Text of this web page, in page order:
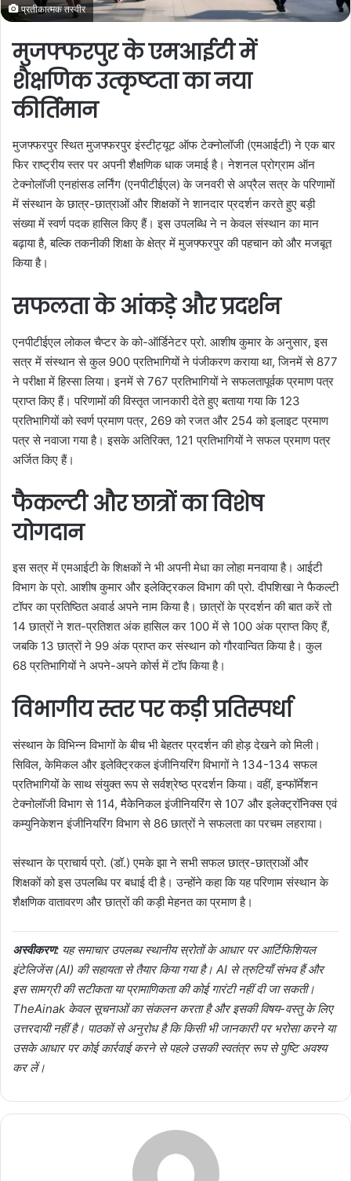
प्रतीकात्मक तस्वीर
मुजफ्फरपुर के एमआईटी में
शैक्षणिक उत्कृष्टता का नया
कीर्तिमान
मुजफ्फरपुर स्थित मुजफ्फरपुर इंस्टीट्यूट ऑफ टेक्नोलॉजी (एमआईटी) ने एक बार
फिर राष्ट्रीय स्तर पर अपनी शैक्षणिक धाक जमाई है। नेशनल प्रोग्राम ऑन
टेक्नोलॉजी एनहांसड लर्निंग (एनपीटीईएल) के जनवरी से अप्रैल सत्र के परिणामों
में संस्थान के छात्र-छात्राओं और शिक्षकों ने शानदार प्रदर्शन करते हुए बड़ी
संख्या में स्वर्ण पदक हासिल किए हैं। इस उपलब्धि ने न केवल संस्थान का मान
बढ़ाया है, बल्कि तकनीकी शिक्षा के क्षेत्र में मुजफ्फरपुर की पहचान को और मजबूत
किया है।
सफलता के आंकड़े और प्रदर्शन
एनपीटीईएल लोकल चैप्टर के को-ऑर्डिनेटर प्रो. आशीष कुमार के अनुसार, इस
सत्र में संस्थान से कुल 900 प्रतिभागियों ने पंजीकरण कराया था, जिनमें से 877
ने परीक्षा में हिस्सा लिया। इनमें से 767 प्रतिभागियों ने सफलतापूर्वक प्रमाण पत्र
प्राप्त किए हैं। परिणामों की विस्तृत जानकारी देते हुए बताया गया कि 123
प्रतिभागियों को स्वर्ण प्रमाण पत्र, 269 को रजत और 254 को इलाइट प्रमाण
पत्र से नवाजा गया है। इसके अतिरिक्त, 121 प्रतिभागियों ने सफल प्रमाण पत्र
अर्जित किए हैं।
फैकल्टी और छात्रों का विशेष
योगदान
इस सत्र में एमआईटी के शिक्षकों ने भी अपनी मेधा का लोहा मनवाया है। आईटी
विभाग के प्रो. आशीष कुमार और इलेक्ट्रिकल विभाग की प्रो. दीपशिखा ने फैकल्टी
टॉपर का प्रतिष्ठित अवार्ड अपने नाम किया है। छात्रों के प्रदर्शन की बात करें तो
14 छात्रों ने शत-प्रतिशत अंक हासिल कर 100 में से 100 अंक प्राप्त किए हैं,
जबकि 13 छात्रों ने 99 अंक प्राप्त कर संस्थान को गौरवान्वित किया है। कुल
68 प्रतिभागियों ने अपने-अपने कोर्स में टॉप किया है।
विभागीय स्तर पर कड़ी प्रतिस्पर्धा
संस्थान के विभिन्न विभागों के बीच भी बेहतर प्रदर्शन की होड़ देखने को मिली।
सिविल, केमिकल और इलेक्ट्रिकल इंजीनियरिंग विभागों ने 134-134 सफल
प्रतिभागियों के साथ संयुक्त रूप से सर्वश्रेष्ठ प्रदर्शन किया। वहीं, इन्फॉर्मेशन
टेक्नोलॉजी विभाग से 114, मैकेनिकल इंजीनियरिंग से 107 और इलेक्ट्रॉनिक्स एवं
कम्युनिकेशन इंजीनियरिंग विभाग से 86 छात्रों ने सफलता का परचम लहराया।
संस्थान के प्राचार्य प्रो. (डॉ.) एमके झा ने सभी सफल छात्र-छात्राओं और
शिक्षकों को इस उपलब्धि पर बधाई दी है। उन्होंने कहा कि यह परिणाम संस्थान के
शैक्षणिक वातावरण और छात्रों की कड़ी मेहनत का प्रमाण है।
अस्वीकरण: यह समाचार उपलब्ध स्थानीय स्रोतों के आधार पर आर्टिफिशियल
इंटेलिजेंस (AI) की सहायता से तैयार किया गया है। AI से त्रुटियाँ संभव हैं और
इस सामग्री की सटीकता या प्रामाणिकता की कोई गारंटी नहीं दी जा सकती।
TheAinak केवल सूचनाओं का संकलन करता है और इसकी विषय-वस्तु के लिए
उत्तरदायी नहीं है। पाठकों से अनुरोध है कि किसी भी जानकारी पर भरोसा करने या
उसके आधार पर कोई कार्रवाई करने से पहले उसकी स्वतंत्र रूप से पुष्टि अवश्य
कर लें।